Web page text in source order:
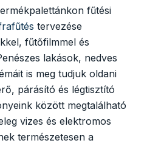
fűtési
tervezése
fűtőfilmmel és
lakások, nedves
is meg tudjuk oldani
párásító és légtisztító
között megtalálható
vizes és elektromos
természetesen a